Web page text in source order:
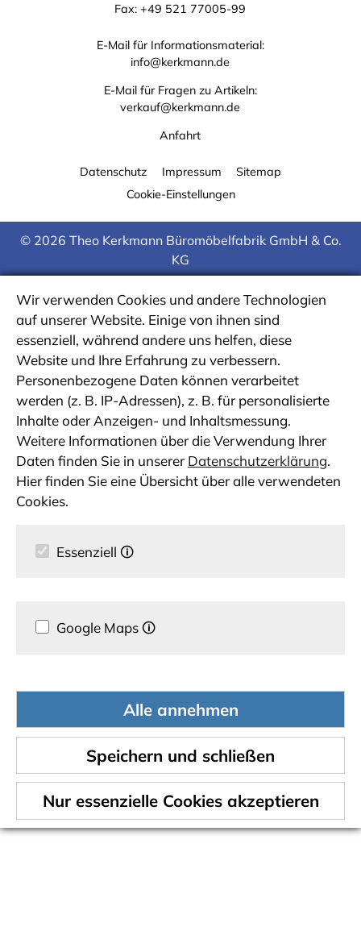
Fax: +49 521 77005-99
E-Mail für Informationsmaterial:
info@kerkmann.de
E-Mail für Fragen zu Artikeln:
verkauf@kerkmann.de
Anfahrt
Datenschutz Impressum
Sitemap
Cookie-Einstellungen
© 2026 Theo Kerkmann Büromöbelfabrik GmbH & Co.
KG
Wir verwenden Cookies und andere Technologien
auf unserer Website. Einige von ihnen sind
essenziell, während andere uns helfen, diese
Website und Ihre Erfahrung zu verbessern.
Personenbezogene Daten können verarbeitet
werden (z. B. IP-Adressen), z. B. für personalisierte
Inhalte oder Anzeigen- und Inhaltsmessung.
Weitere Informationen über die Verwendung Ihrer
Daten finden Sie in unserer Datenschutzerklärung.
Hier finden Sie eine Übersicht über alle verwendeten
Cookies.
Essenziell 🛈
Google Maps🛈
Alle annehmen
Speichern und schließen
Nur essenzielle Cookies akzeptieren